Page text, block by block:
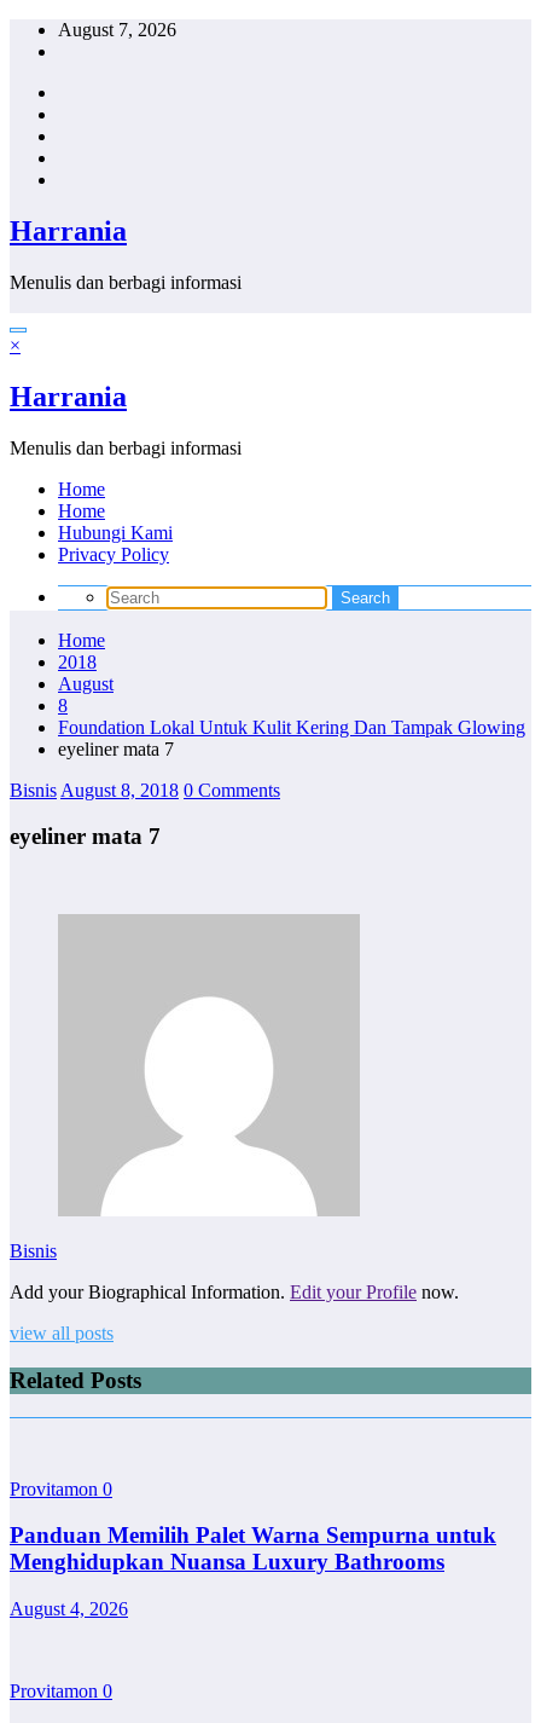
Skip
August 7, 2026
Harrania
Menulis dan berbagi informasi
×
Harrania
Menulis dan berbagi informasi
Home
Home
Hubungi Kami
Privacy Policy
Home
2018
August
8
Foundation Lokal Untuk Kulit Kering Dan Tampak Glowing
eyeliner mata 7
Bisnis August 8, 2018 0 Comments
eyeliner mata 7
Bisnis
Add your Biographical Information. Edit your Profile now.
view all posts
Related Posts
Provitamon 0
Panduan Memilih Palet Warna Sempurna untuk
Menghidupkan Nuansa Luxury Bathrooms
August 4, 2026
Provitamon 0